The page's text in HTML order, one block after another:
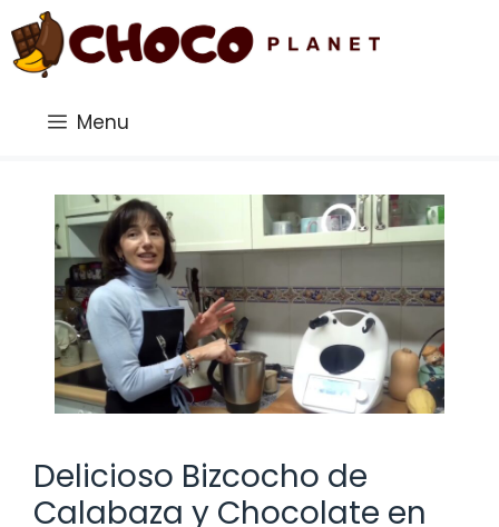
Saltar
al
contenido
Menu
Delicioso Bizcocho de
Calabaza y Chocolate en